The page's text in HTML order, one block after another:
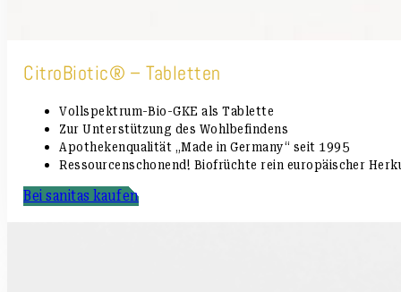
CitroBiotic® – Tabletten
Vollspektrum-Bio-GKE als Tablette
Zur Unterstützung des Wohlbefindens
Apothekenqualität „Made in Germany“ seit 1995
Ressourcenschonend! Biofrüchte rein europäischer
Bei sanitas kaufen